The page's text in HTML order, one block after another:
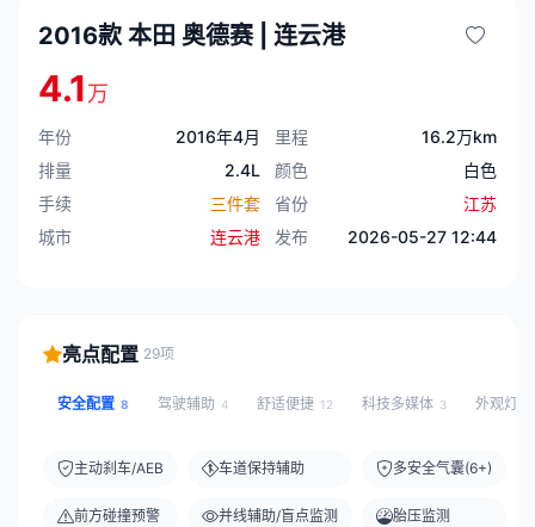
2016款 本田 奥德赛 | 连云港
4.1万
年份 2016年4月 里程
16.2万km
排量
2.4L 颜色
白色
手续
三件套 省份
江苏
城市
连云港 发布 2026-05-27 12:44
亮点配置 29项
安全配置 8 驾驶辅助 4 舒适便捷 12 科技多媒体 3 外观灯光
主动刹车/AEB
前方碰撞预警
车道保持辅助
并线辅助/盲点监测
多安全气囊(6+)
胎压监测